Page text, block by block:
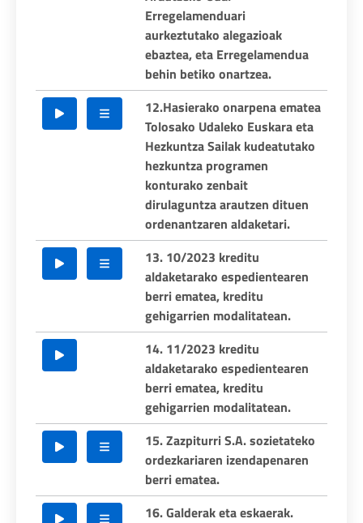
Erregelamenduari
aurkeztutako alegazioak
ebaztea, eta Erregelamendua
behin betiko onartzea.
12.Hasierako onarpena ematea
Tolosako Udaleko Euskara eta
Hezkuntza Sailak kudeatutako
hezkuntza programen
konturako zenbait
dirulaguntza arautzen dituen
ordenantzaren aldaketari.
13. 10/2023 kreditu
aldaketarako espedientearen
berri ematea, kreditu
gehigarrien modalitatean.
14. 11/2023 kreditu
aldaketarako espedientearen
berri ematea, kreditu
gehigarrien modalitatean.
15. Zazpiturri S.A. sozietateko
ordezkariaren izendapenaren
berri ematea.
16. Galderak eta eskaerak.